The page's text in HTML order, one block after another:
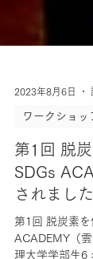
2023年8月6日
ワークショッ
第1回 脱